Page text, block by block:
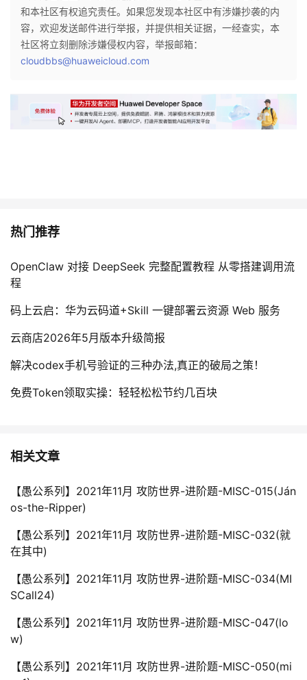
和本社区有权追究责任。如果您发现本社区中有涉嫌抄袭的内
容，欢迎发送邮件进行举报，并提供相关证据，一经查实，本
社区将立刻删除涉嫌侵权内容，举报邮箱：
cloudbbs@huaweicloud.com
热门推荐
OpenClaw 对接 DeepSeek 完整配置教程 从零搭建调用流
程
码上云启：华为云码道+Skill 一键部署云资源 Web 服务
云商店2026年5月版本升级简报
解决codex手机号验证的三种办法,真正的破局之策！
免费Token领取实操：轻轻松松节约几百块
相关文章
【愚公系列】2021年11月 攻防世界-进阶题-MISC-015(Ján
os-the-Ripper)
【愚公系列】2021年11月 攻防世界-进阶题-MISC-032(就
在其中)
【愚公系列】2021年11月 攻防世界-进阶题-MISC-034(MI
SCall24)
【愚公系列】2021年11月 攻防世界-进阶题-MISC-047(lo
w)
【愚公系列】2021年11月 攻防世界-进阶题-MISC-050(mi